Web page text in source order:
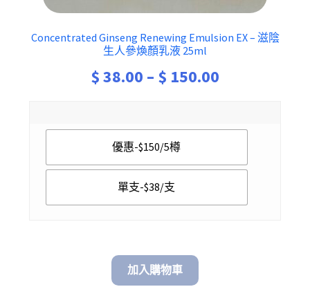
Concentrated Ginseng Renewing Emulsion EX – 滋陰
生人參煥顏乳液 25ml
$38.00 – $ 150.00
$ 38.00
優惠-$150/5樽
單支-$38/支
加入購物車